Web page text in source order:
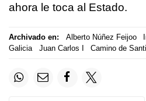
ahora le toca al Estado.
Archivado en: Alberto Núñez Feijoo
Galicia
Juan Carlos I Camino de